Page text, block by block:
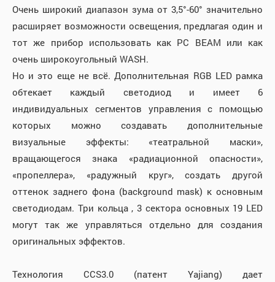
Очень широкий диапазон зума от 3,5°-60° значительно
расширяет возможности освещения, предлагая один и
тот же прибор использовать как РС BEAM или как
очень широкоугольный WASH.
Но и это еще не всё. Дополнительная RGB LED рамка
обтекает каждый светодиод и имеет 6
индивидуальных сегментов управления с помощью
которых можно создавать дополнительные
визуальные эффекты: «театральной маски»,
вращающегося знака «радиационной опасности»,
«пропеллера», «радужный круг», создать другой
оттенок заднего фона (background mask) к основным
светодиодам. Три кольца , 3 сектора основных 19 LED
могут так же управляться отдельно для создания
оригинальных эффектов.
Технология CCS3.0 (патент Yajiang) дает